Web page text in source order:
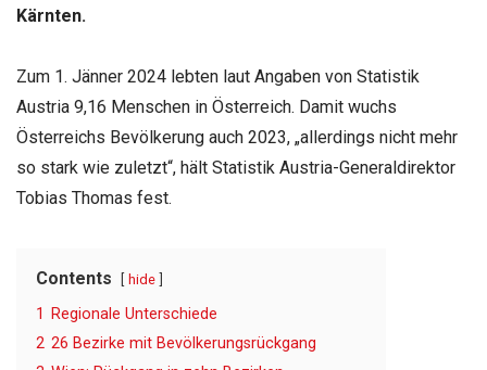
Kärnten.
Zum 1. Jänner 2024 lebten laut Angaben von Statistik
Austria 9,16 Menschen in Österreich. Damit wuchs
Österreichs Bevölkerung auch 2023, „allerdings nicht mehr
so stark wie zuletzt“, hält Statistik Austria-Generaldirektor
Tobias Thomas fest.
Contents hide
1
Regionale Unterschiede
2 26 Bezirke mit Bevölkerungsrückgang